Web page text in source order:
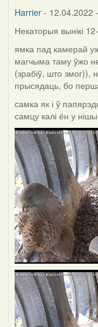
Harrier- 12.04.2022
Некаторыя вынікі
ямка пад камерай
магчыма таму ўжо
(зрабіў, што змог)),
прысядаць, бо
самка як і ў
самцу калі ён у